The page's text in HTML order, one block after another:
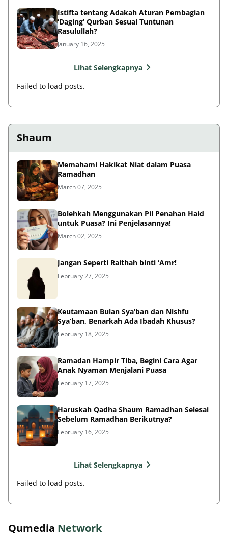
Istifta tentang Adakah Aturan Pembagian
‘Daging’ Qurban Sesuai Tuntunan
Rasulullah?
January 16, 2025
Lihat Selengkapnya
Failed to load posts.
Shaum
Memahami Hakikat Niat dalam Puasa
Ramadhan
March 07, 2025
Bolehkah Menggunakan Pil Penahan Haid
untuk Puasa? Ini Penjelasannya!
March 02, 2025
Jangan Seperti Raithah binti ‘Amr!
February 27, 2025
Keutamaan Bulan Sya’ban dan Nishfu
Sya’ban, Benarkah Ada Ibadah Khusus?
February 18, 2025
Ramadan Hampir Tiba, Begini Cara Agar
Anak Nyaman Menjalani Puasa
February 17, 2025
Haruskah Qadha Shaum Ramadhan Selesai
Sebelum Ramadhan Berikutnya?
February 16, 2025
Lihat Selengkapnya
Failed to load posts.
Qumedia Network